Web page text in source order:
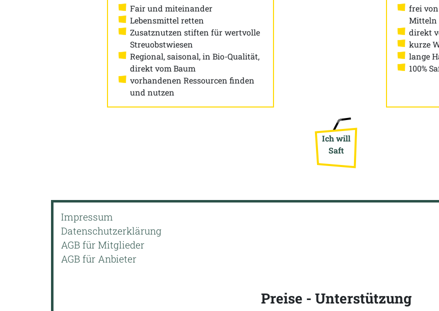
Fair und miteinander
Lebensmittel retten
Zusatznutzen stiften für wertvolle
Streuobstwiesen
Regional, saisonal, in Bio-Qualität,
direkt vom Baum
vorhandenen Ressourcen finden
und nutzen
frei
Mitteln
direkt
kurze
lange
100%
Ich will
Saft
Impressum
Datenschutzerklärung
AGB für Mitglieder
AGB für Anbieter
Preise - Unterstützung